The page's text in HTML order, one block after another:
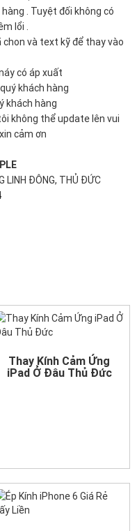
. Tuyệt đối không có
lổi .
và text kỹ để thay vào
có áp xuất
khách hàng
khách hàng
không thể update lên vui
cảm ơn
LINH ĐÔNG, THỦ ĐỨC
Thay Kính Cảm Ứng
iPad Ở Đâu Thủ Đức